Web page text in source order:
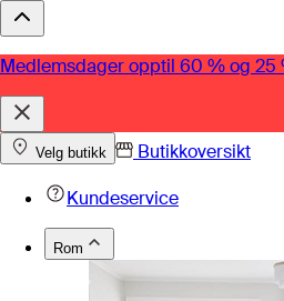
Medlemsdager opptil 60 % og
Velg butikk
Butikkoversikt
Kundeservice
Rom